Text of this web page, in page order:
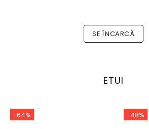
SE ÎNCARCĂ
ETUI
-64% -48%